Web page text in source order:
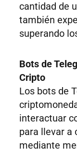
cantidad de
también
superando
Bots de
Cripto
Los bots de
interactuar
para llevar a
mediante